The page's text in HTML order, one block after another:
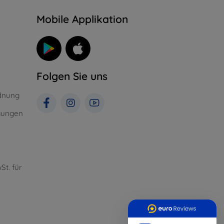
für
Mobile Applikation
Folgen Sie uns